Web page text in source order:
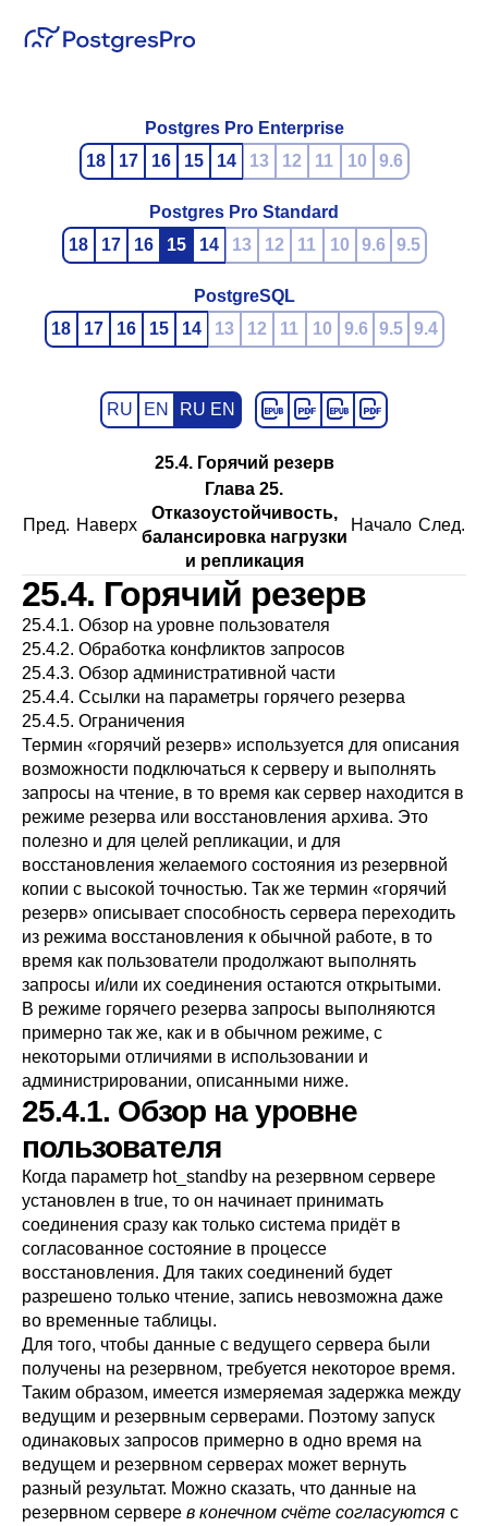
Postgres Pro Enterprise
18
17 16 15 14 13 12 11 10 9.6
Postgres Pro Standard
18
17 16 15 14 13 12 11 10 9.6 9.5
PostgreSQL
18
17 16 15 14 13 12 11 10 9.6 9.5 9.4
RU EN RU EN
25.4. Горячий резерв
Пред. Наверх
Глава 25.
Отказоустойчивость,
балансировка нагрузки
и репликация
Начало След.
25.4. Горячий резерв
25.4.1. Обзор на уровне пользователя
25.4.2. Обработка конфликтов запросов
25.4.3. Обзор административной части
25.4.4. Ссылки на параметры горячего резерва
25.4.5. Ограничения
Термин «горячий резерв» используется для описания
возможности подключаться к серверу и выполнять
запросы на чтение, в то время как сервер находится в
режиме резерва или восстановления архива. Это
полезно и для целей репликации, и для
восстановления желаемого состояния из резервной
копии с высокой точностью. Так же термин «горячий
резерв» описывает способность сервера переходить
из режима восстановления к обычной работе, в то
время как пользователи продолжают выполнять
запросы и/или их соединения остаются открытыми.
В режиме горячего резерва запросы выполняются
примерно так же, как и в обычном режиме, с
некоторыми отличиями в использовании и
администрировании, описанными ниже.
25.4.1. Обзор на уровне
пользователя
Когда параметр hot_standby на резервном сервере
установлен в true, то он начинает принимать
соединения сразу как только система придёт в
согласованное состояние в процессе
восстановления. Для таких соединений будет
разрешено только чтение, запись невозможна даже
во временные таблицы.
Для того, чтобы данные с ведущего сервера были
получены на резервном, требуется некоторое время.
Таким образом, имеется измеряемая задержка между
ведущим и резервным серверами. Поэтому запуск
одинаковых запросов примерно в одно время на
ведущем и резервном серверах может вернуть
разный результат. Можно сказать, что данные на
резервном сервере в конечном счёте согласуются с